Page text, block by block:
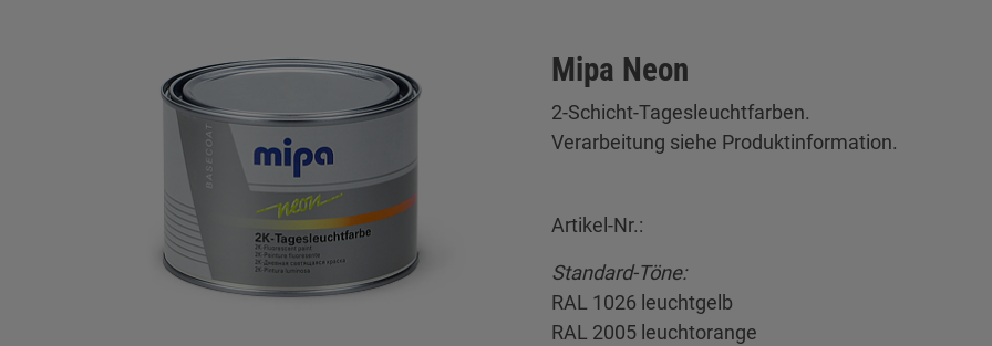
Mipa Neon
2-Schicht-Tagesleuchtfarben.
Verarbeitung siehe Produktinformation.
Artikel-Nr.:
Standard-Töne:
RAL 1026 leuchtgelb
RAL 2005 leuchtorange